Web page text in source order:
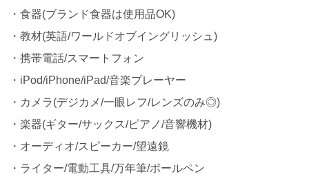
・食器(ブランド食器は使用品OK)
・教材(英語/ワールドオブイングリッシュ)
・携帯電話/スマートフォン
・iPod/iPhone/iPad/音楽プレーヤー
・カメラ(デジカメ/一眼レフ/レンズのみ◎)
・楽器(ギター/サックス/ピアノ/音響機材)
・オーディオ/スピーカー/望遠鏡
・ライター/電動工具/万年筆/ボールペン